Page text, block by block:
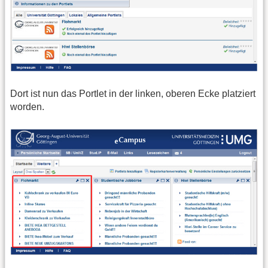
Dort ist nun das Portlet in der linken, oberen Ecke platziert
worden.